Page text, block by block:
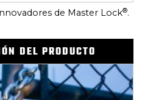
de Master Lock®.
DEL PRODUCTO